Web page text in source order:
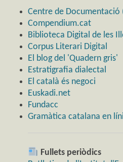
Centre de Documentació
Compendium.cat
Biblioteca Digital de les
Corpus Literari Digital
El blog del 'Quadern gris'
Estratigrafia dialectal
El català és negoci
Euskadi.net
Fundacc
Gramàtica catalana en
Fullets periòdics